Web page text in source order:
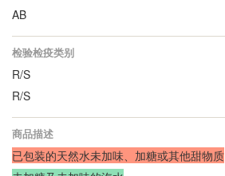
AB
检验检疫类别
R/S
R/S
商品描述
已包装的天然水未加味、加糖或其他甜物质